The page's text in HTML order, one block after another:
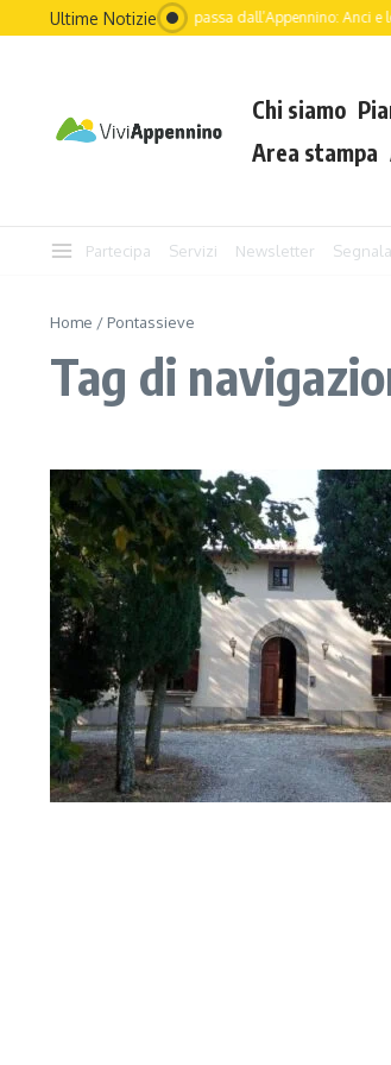
Salta al contenuto
Ultime Notizie
Il futuro dell’Italia passa dall’Appennino: Anci e
Chi siamo
Area stampa
Partecipa Servizi Newsletter
Home / Pontassieve
Tag di